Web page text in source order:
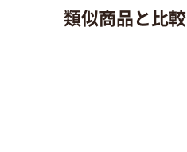
類似商品と比較